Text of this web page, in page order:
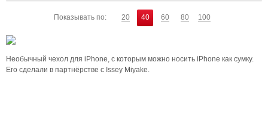
Показывать по: 20 40 60 80 100
Необычный чехол для iPhone, с которым можно носить iPhone как сумку.
Его сделали в партнёрстве с Issey Miyake.